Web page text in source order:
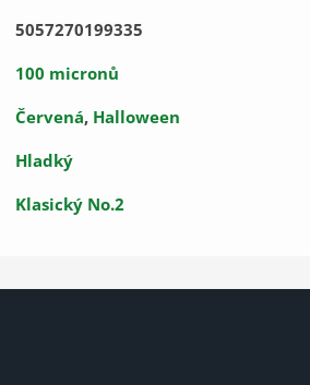
5057270199335
100 micronů
Červená, Halloween
Hladký
Klasický No.2